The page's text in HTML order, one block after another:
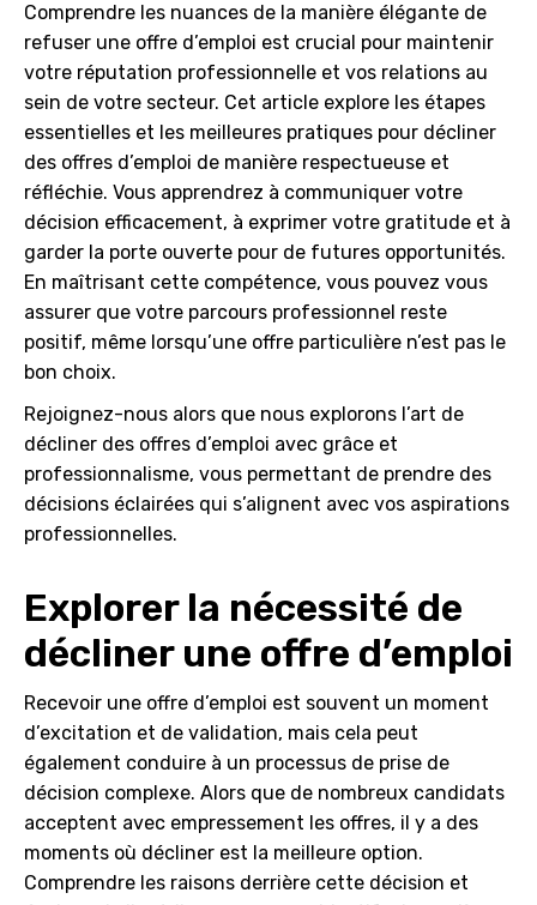
Comprendre les nuances de la manière élégante de
refuser une offre d’emploi est crucial pour maintenir
votre réputation professionnelle et vos relations au
sein de votre secteur. Cet article explore les étapes
essentielles et les meilleures pratiques pour décliner
des offres d’emploi de manière respectueuse et
réfléchie. Vous apprendrez à communiquer votre
décision efficacement, à exprimer votre gratitude et à
garder la porte ouverte pour de futures opportunités.
En maîtrisant cette compétence, vous pouvez vous
assurer que votre parcours professionnel reste
positif, même lorsqu’une offre particulière n’est pas le
bon choix.
Rejoignez-nous alors que nous explorons l’art de
décliner des offres d’emploi avec grâce et
professionnalisme, vous permettant de prendre des
décisions éclairées qui s’alignent avec vos aspirations
professionnelles.
Explorer la nécessité de
décliner une offre d’emploi
Recevoir une offre d’emploi est souvent un moment
d’excitation et de validation, mais cela peut
également conduire à un processus de prise de
décision complexe. Alors que de nombreux candidats
acceptent avec empressement les offres, il y a des
moments où décliner est la meilleure option.
Comprendre les raisons derrière cette décision et